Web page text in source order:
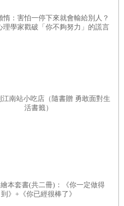
迅速解讀其背後的意圖、需求
，我們就能立即判斷對方是敵
現的時代，是一種基於直覺與
制，便是所謂的「讀心系
開始定居生活、社會規模擴張
際關係的樣貌也變得前所未有
在的表達變得不一致，當面說
逕庭。人類不再僅為了生存與
共存與分工，進行更複雜且精
的系統來辨識與理解他人的內
掌握他人心理狀態的「體心系
惰：害怕一停下來就會輸給別人？
理學家戳破「你不夠努力」的謊言
江南站小吃店（隨書贈 勇敢面對生
活書籤）
本套書(共二冊)：《你一定做得
到》+《你已經很棒了》